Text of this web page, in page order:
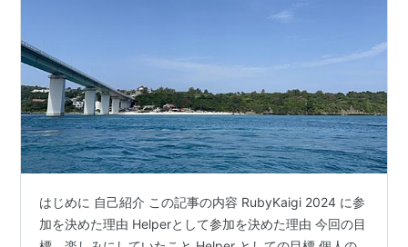
はじめに 自己紹介 この記事の内容 RubyKaigi 2024 に参
加を決めた理由 Helperとして参加を決めた理由 今回の目